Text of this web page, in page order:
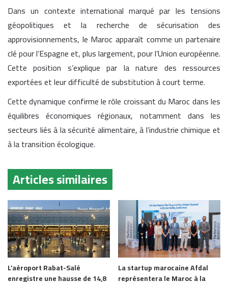
Dans un contexte international marqué par les tensions
géopolitiques et la recherche de sécurisation des
approvisionnements, le Maroc apparaît comme un partenaire
clé pour l’Espagne et, plus largement, pour l’Union européenne.
Cette position s’explique par la nature des ressources
exportées et leur difficulté de substitution à court terme.
Cette dynamique confirme le rôle croissant du Maroc dans les
équilibres économiques régionaux, notamment dans les
secteurs liés à la sécurité alimentaire, à l’industrie chimique et
à la transition écologique.
Articles similaires
L’aéroport Rabat-Salé
enregistre une hausse de 14,8
La startup marocaine Afdal
représentera le Maroc à la